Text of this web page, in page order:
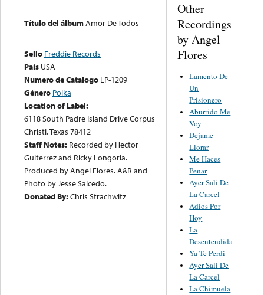
Título del álbumAmor De Todos
Sello Freddie Records
País USA
Numero de Catalogo LP-1209
Género Polka
Location of Label:
6118 South Padre Island Drive Corpus
Christi, Texas 78412
Staff Notes: Recorded by Hector
Guiterrez and Ricky Longoria.
Produced by Angel Flores. A&R and
Photo by Jesse Salcedo.
Donated By:Chris Strachwitz
Other
Recordings
by Angel
Flores
Lamento De
Un
Prisionero
Aburrido Me
Voy
Dejame
Llorar
Me Haces
Penar
Ayer Sali De
La Carcel
Adios Por
Hoy
La
Desentendida
Ya Te Perdi
Ayer Sali De
La Carcel
La Chimuela